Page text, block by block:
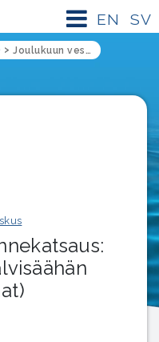
SV
EN
> Joulukuun vesitilannekatsaus: Tulvavirtaamista talvisäähän (Pohjalaismaakunnat)